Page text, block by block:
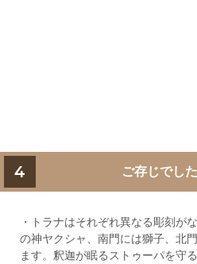
4 ご存じでし
・トラナはそれぞれ異なる彫刻が
の神ヤクシャ、南門には獅子、北
ます。釈迦が眠るストゥーパを守